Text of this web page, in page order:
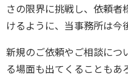
さの限界に挑戦し、依頼
けるように、当事務所は今
新規のご依頼やご相談につ
る場面も出てくることも